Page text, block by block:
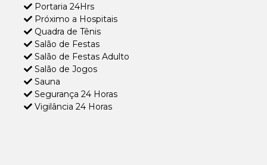
Portaria 24Hrs
Próximo a Hospitais
Quadra de Tênis
Salão de Festas
Salão de Festas Adulto
Salão de Jogos
Sauna
Segurança 24 Horas
Vigilância 24 Horas